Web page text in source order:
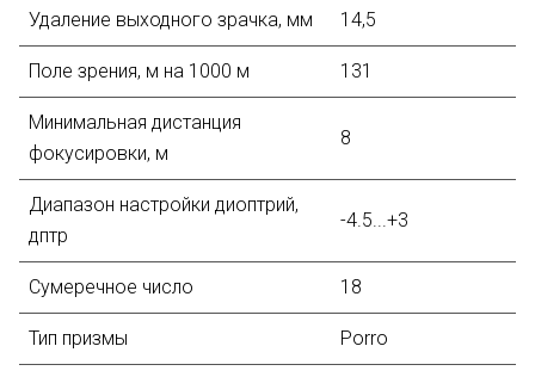
Удаление выходного зрачка, мм 14,5
Поле зрения, м на 1000 м 131
Минимальная дистанция
фокусировки, м
8
Диапазон настройки диоптрий,
дптр
-4.5...+3
Сумеречное число 18
Тип призмы Porro